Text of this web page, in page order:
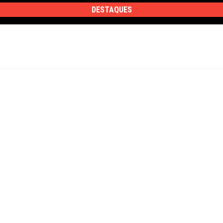
DESTAQUES